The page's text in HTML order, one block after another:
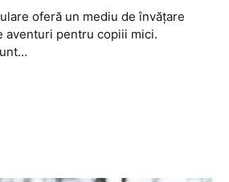
oferă un mediu de învățare
aventuri pentru copiii mici.